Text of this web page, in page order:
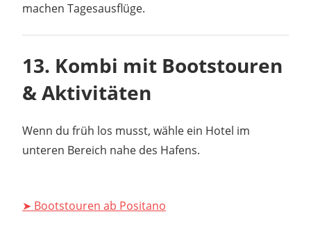
machen Tagesausflüge.
13. Kombi mit Bootstouren
& Aktivitäten
Wenn du früh los musst, wähle ein Hotel im
unteren Bereich nahe des Hafens.
➤ Bootstouren ab Positano